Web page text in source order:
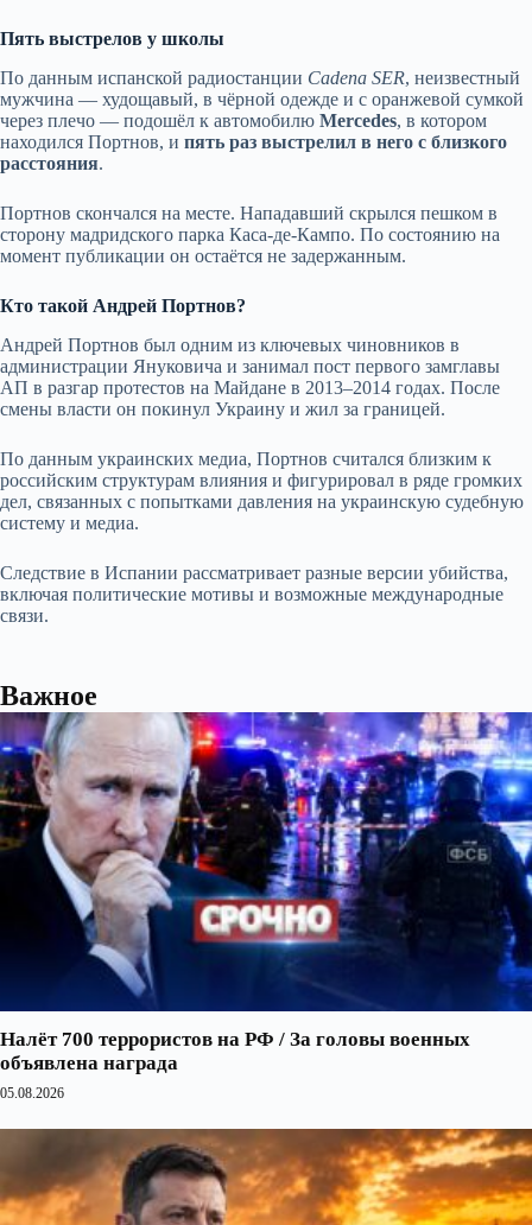
Пять выстрелов у школы
По данным испанской радиостанции Cadena SER, неизвестный
мужчина — худощавый, в чёрной одежде и с оранжевой сумкой
через плечо — подошёл к автомобилю Mercedes, в котором
находился Портнов, и пять раз выстрелил в него с близкого
расстояния.
Портнов скончался на месте. Нападавший скрылся пешком в
сторону мадридского парка Каса-де-Кампо. По состоянию на
момент публикации он остаётся не задержанным.
Кто такой Андрей Портнов?
Андрей Портнов был одним из ключевых чиновников в
администрации Януковича и занимал пост первого замглавы
АП в разгар протестов на Майдане в 2013–2014 годах. После
смены власти он покинул Украину и жил за границей.
По данным украинских медиа, Портнов считался близким к
российским структурам влияния и фигурировал в ряде громких
дел, связанных с попытками давления на украинскую судебную
систему и медиа.
Следствие в Испании рассматривает разные версии убийства,
включая политические мотивы и возможные международные
связи.
Важное
Налёт 700 террористов на РФ / За головы военных
объявлена награда
05.08.2026